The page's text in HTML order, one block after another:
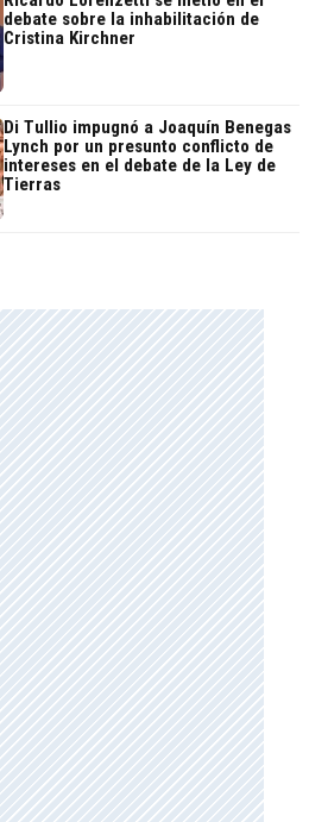
debate sobre la inhabilitación de
Cristina Kirchner
Di Tullio impugnó a Joaquín Benegas
Lynch por un presunto conflicto de
intereses en el debate de la Ley de
Tierras